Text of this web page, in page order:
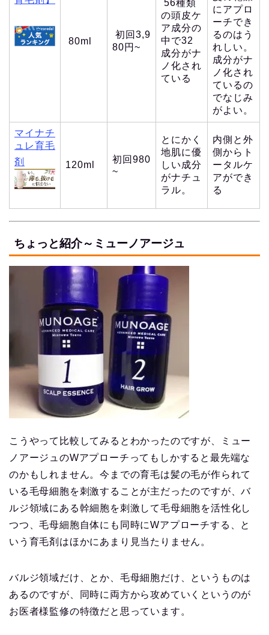
80ml
初回3,9
80円~
56種類
の頭皮ケ
ア成分の
中で32
成分がナ
ノ化され
ている
にアプロ
ーチでき
るのはう
れしい。
成分がナ
ノ化され
ているの
でなじみ
がよい。
マイナチ
ュレ育毛
剤
120ml
初回980
~
とにかく
地肌に優
しい成分
がナチュ
ラル。
内側と外
側からト
ータルケ
アができ
る
ちょっと紹介～ミューノアージュ
こうやって比較してみるとわかったのですが、ミュー
ノアージュのWアプローチってもしかすると最先端な
のかもしれません。今までの育毛は髪の毛が作られて
いる毛母細胞を刺激することが主だったのですが、バ
ルジ領域にある幹細胞を刺激して毛母細胞を活性化し
つつ、毛母細胞自体にも同時にWアプローチする、と
いう育毛剤はほかにあまり見当たりません。
バルジ領域だけ、とか、毛母細胞だけ、というものは
あるのですが、同時に両方から攻めていくというのが
お医者様監修の特徴だと思っています。